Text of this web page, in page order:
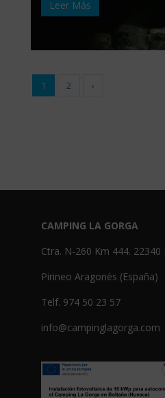
Leer Más
1 2 ›
CAMPING LA GORGA
Ctra. N-260 Km 444.
Pirineo Aragonés (España)
Telf. 974 50 23 57
info@campinglagorga.com